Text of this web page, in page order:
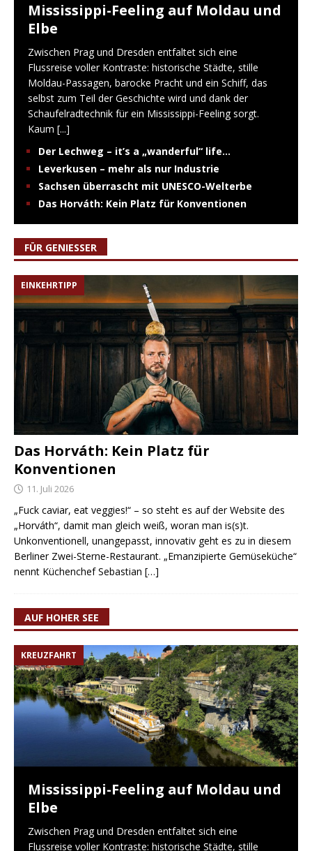
Mississippi-Feeling auf Moldau und
Elbe
Zwischen Prag und Dresden entfaltet sich eine
Flussreise voller Kontraste: historische Städte, stille
Moldau-Passagen, barocke Pracht und ein Schiff, das
selbst zum Teil der Geschichte wird und dank der
Schaufelradtechnik für ein Mississippi-Feeling sorgt.
Kaum [...]
Der Lechweg – it’s a „wanderful“ life…
Leverkusen – mehr als nur Industrie
Sachsen überrascht mit UNESCO-Welterbe
Das Horváth: Kein Platz für Konventionen
FÜR GENIESSER
EINKEHRTIPP
Das Horváth: Kein Platz für
Konventionen
11. Juli 2026
„Fuck caviar, eat veggies!“ – so steht es auf der Website des
„Horváth“, damit man gleich weiß, woran man is(s)t.
Unkonventionell, unangepasst, innovativ geht es zu in diesem
Berliner Zwei-Sterne-Restaurant. „Emanzipierte Gemüseküche“
nennt Küchenchef Sebastian […]
AUF HOHER SEE
KREUZFAHRT
Mississippi-Feeling auf Moldau und
Elbe
Zwischen Prag und Dresden entfaltet sich eine
Flussreise voller Kontraste: historische Städte, stille